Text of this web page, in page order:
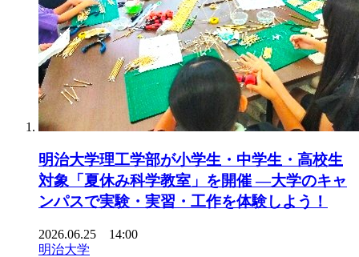
明治大学理工学部が小学生・中学生・高校生
対象「夏休み科学教室」を開催 ―大学のキャ
ンパスで実験・実習・工作を体験しよう！
2026.06.25 14:00
明治大学